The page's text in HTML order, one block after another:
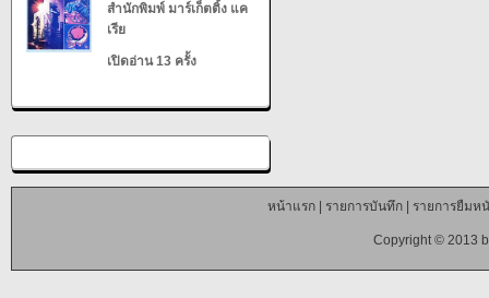
สำนักพิมพ์ มาร์เก็ตติ้ง แค
เรีย
เปิดอ่าน 13 ครั้ง
หน้าแรก| รายการบันทึก| รายการยืมห
Copyright © 2013